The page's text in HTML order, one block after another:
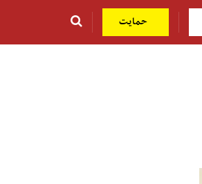
حمایت